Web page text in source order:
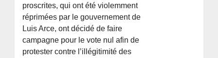
proscrites, qui ont été violemment
réprimées par le gouvernement de
Luis Arce, ont décidé de faire
campagne pour le vote nul afin de
protester contre l’illégitimité des